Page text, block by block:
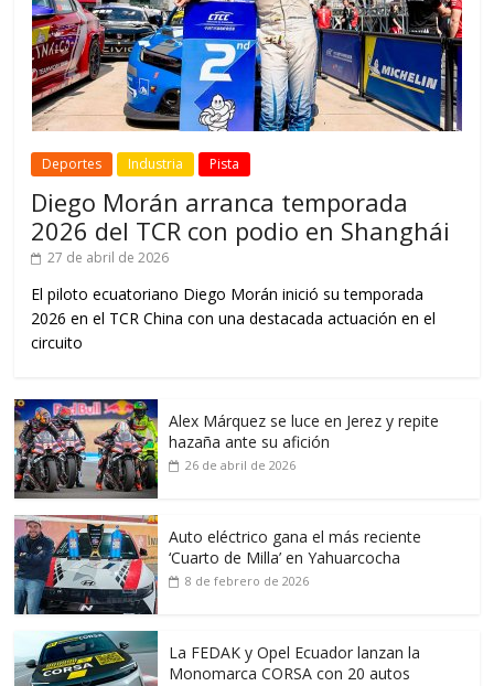
Deportes Industria Pista
Diego Morán arranca temporada
2026 del TCR con podio en Shanghái
27 de abril de 2026
El piloto ecuatoriano Diego Morán inició su temporada
2026 en el TCR China con una destacada actuación en el
circuito
Alex Márquez se luce en Jerez y repite
hazaña ante su afición
26 de abril de 2026
Auto eléctrico gana el más reciente
‘Cuarto de Milla’ en Yahuarcocha
8 de febrero de 2026
La FEDAK y Opel Ecuador lanzan la
Monomarca CORSA con 20 autos